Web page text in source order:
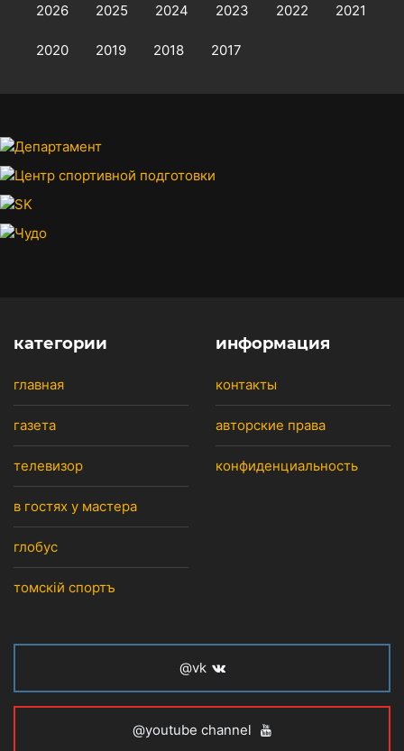
2026 2025 2024 2023 2022 2021
2020 2019 2018 2017
категории
главная
газета
телевизор
в гостях у мастера
глобус
томскiй спортъ
информация
контакты
авторские права
конфиденциальность
@vk
@youtube channel